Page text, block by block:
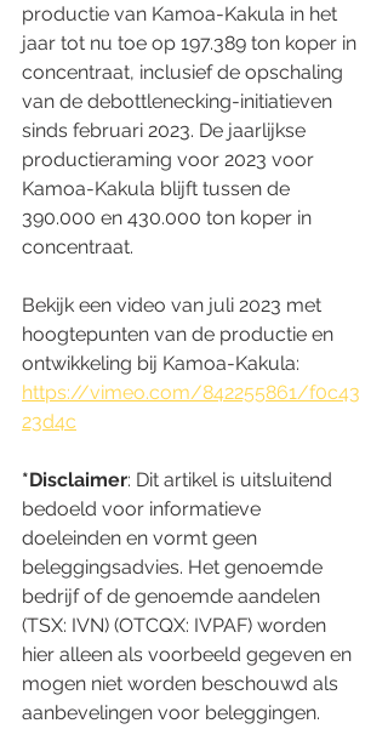
productie van Kamoa-Kakula in het
jaar tot nu toe op 197.389 ton koper in
concentraat, inclusief de opschaling
van de debottlenecking-initiatieven
sinds februari 2023. De jaarlijkse
productieraming voor 2023 voor
Kamoa-Kakula blijft tussen de
390.000 en 430.000 ton koper in
concentraat.
Bekijk een video van juli 2023 met
hoogtepunten van de productie en
ontwikkeling bij Kamoa-Kakula:
https://vimeo.com/842255861/f0c43
23d4c
*Disclaimer: Dit artikel is uitsluitend
bedoeld voor informatieve
doeleinden en vormt geen
beleggingsadvies. Het genoemde
bedrijf of de genoemde aandelen
(TSX: IVN) (OTCQX: IVPAF) worden
hier alleen als voorbeeld gegeven en
mogen niet worden beschouwd als
aanbevelingen voor beleggingen.